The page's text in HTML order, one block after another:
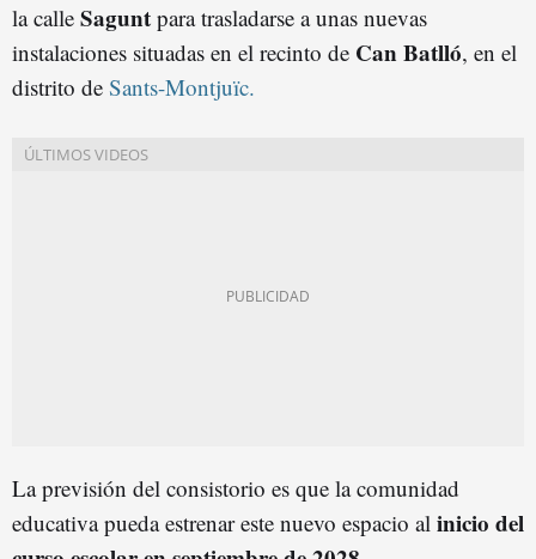
la calle Sagunt para trasladarse a unas nuevas
instalaciones situadas en el recinto de Can Batlló, en el
distrito de Sants-Montjuïc.
La previsión del consistorio es que la comunidad
educativa pueda estrenar este nuevo espacio al inicio del